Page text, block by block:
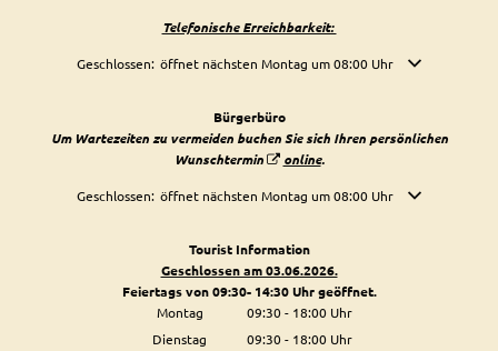
Telefonische Erreichbarkeit:
Klicken, um weitere Öffnungs- oder Schließzeiten auszublenden
Geschlossen: öffnet nächsten Montag um 08:00 Uhr
Bürgerbüro
Um Wartezeiten zu vermeiden buchen Sie sich Ihren persönlichen
Wunschtermin
online.
Klicken, um weitere Öffnungs- oder Schließzeiten auszublenden
Geschlossen: öffnet nächsten Montag um 08:00 Uhr
Tourist Information
Geschlossen am 03.06.2026.
Feiertags von 09:30- 14:30 Uhr geöffnet.
Montag
09:30- 18:00Uhr
Von 09:30 bis 18:00 Uhr
Dienstag 09:30- 18:00Uhr